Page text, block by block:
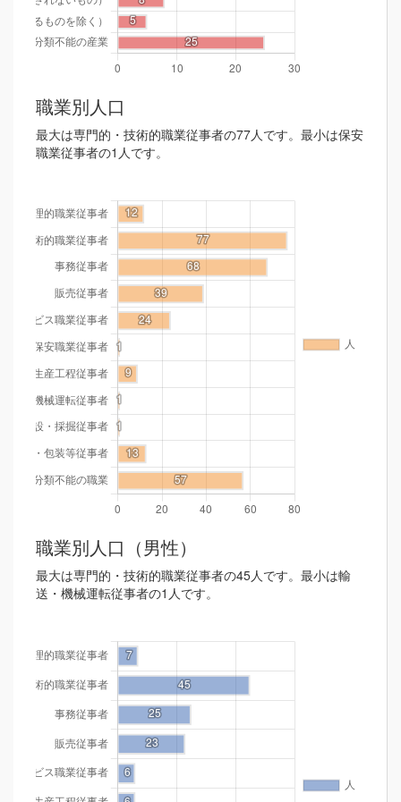
職業別人口
最大は専門的・技術的職業従事者の77人です。最小は保安
職業従事者の1人です。
職業別人口（男性）
最大は専門的・技術的職業従事者の45人です。最小は輸
送・機械運転従事者の1人です。